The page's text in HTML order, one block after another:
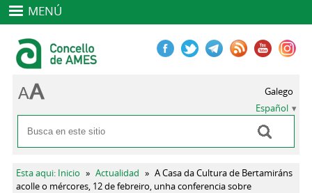
MENÚ
Formulario de búsqueda
Buscar
Galego
Español
Se encuentra usted aquí
Esta aqui: Inicio » Actualidad » A Casa da Cultura de Bertamiráns
acolle o mércores, 12 de febreiro, unha conferencia sobre